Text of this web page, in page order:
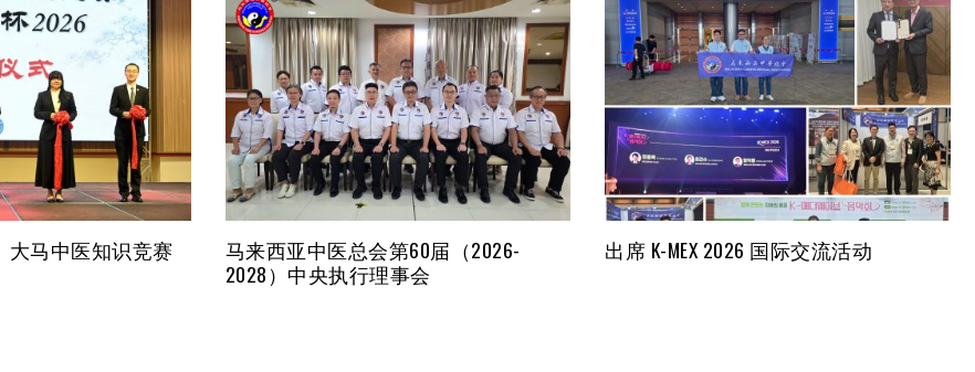
大马中医知识竞赛
马来西亚中医总会第60届（2026-
2028）中央执行理事会
出席 K-MEX 2026 国际交流活动